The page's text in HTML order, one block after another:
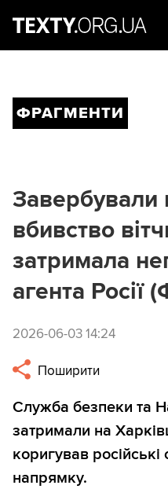
ФРАГМЕНТИ
Завербували
вбивство
затримала
агента Росії
2026-06-03 14:24
Поширити
Служба безпеки та
затримали на
коригував
напрямку.